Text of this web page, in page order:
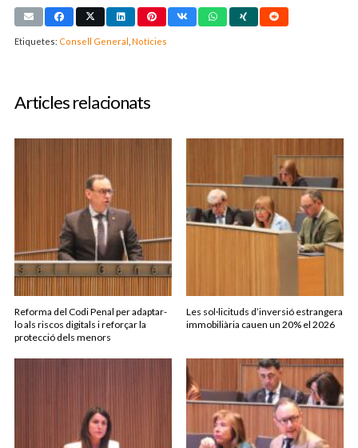
Etiquetes: Consell General Notícies
Articles relacionats
Reforma del Codi Penal per adaptar-
lo als riscos digitals i reforçar la
protecció dels menors
Les sol·licituds d’inversió estrangera
immobiliària cauen un 20% el 2026